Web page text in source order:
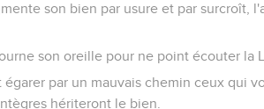
son bien par usure et par surcroît,
son oreille pour ne point écouter la
par un mauvais chemin ceux qui
hériteront le bien.